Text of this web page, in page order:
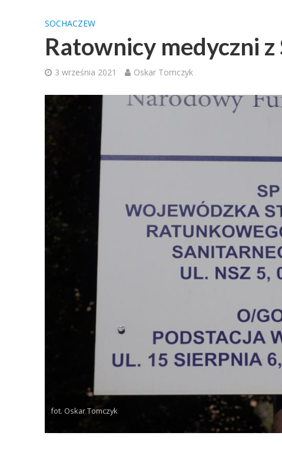
SOCHACZEW
Ratownicy medyczni
3 września 2021 Oskar Tomczyk
fot. Oskar Tomczyk